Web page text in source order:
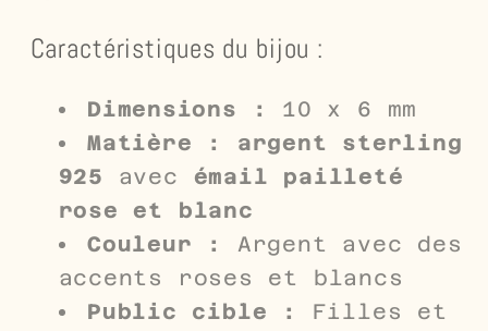
Caractéristiques du bijou :
Dimensions :
10 x 6 mm
Matière :
argent sterling
925 avec émail pailleté
rose et blanc
Couleur :
Argent avec des
accents roses et blancs
Public cible :
Filles et